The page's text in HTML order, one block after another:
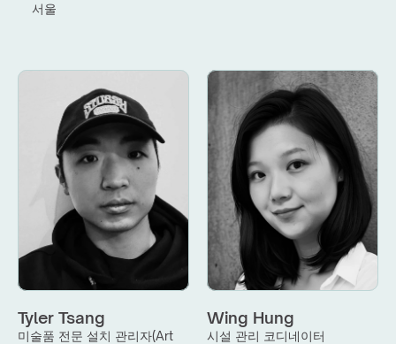
서울
Tyler Tsang
미술품 전문 설치 관리자(Art
Wing Hung
시설 관리 코디네이터